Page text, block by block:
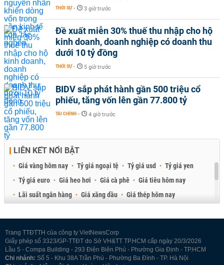
THỜI SỰ - 3 giờ trước
Đề xuất miễn 30% thuế thu nhập cho hộ
kinh doanh, doanh nghiệp có doanh thu
dưới 10 tỷ đồng
THỜI SỰ - 5 giờ trước
BIDV sắp phát hành gần 500 triệu cổ
phiếu, tăng vốn lên gần 77.800 tỷ
TÀI CHÍNH - 4 giờ trước
LIÊN KẾT NỔI BẬT
Giá vàng hôm nay Tỷ giá ngoại tệ Tỷ giá usd
Tỷ giá yen
Tỷ giá euro
Giá heo hơi Giá cà phê
Giá tiêu hôm nay
Lãi suất ngân hàng
Giá xăng dầu
Giá thép hôm nay
Trang TTĐTTH của công ty VietNewsCorp
Giấy phép số 3323/GP-TTĐT do Sở VH&TT TP.HCM cấp ngày 20/3/2026
Lầu 5 - Compa Building - 293 Điện Biên Phủ - Phường Gia Định - TP.HCM
Chi nhánh: Số 5 - Khu 38A Trần Phú - Phường Ba Đình - TP. Hà Nội